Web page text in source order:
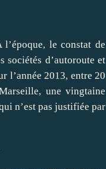
l’époque, le constat de
sociétés d’autoroute et
l’année 2013, entre 20
une vingtaine
n’est pas justifiée par